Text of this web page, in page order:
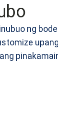
ng